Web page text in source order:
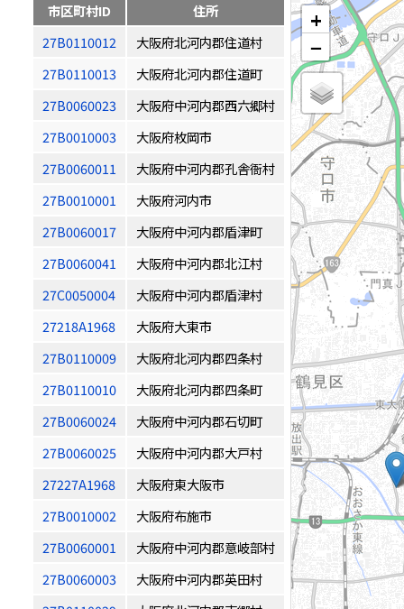
市区町村ID
住所
27B0110012
大阪府北河内郡住道村
27B0110013
大阪府北河内郡住道町
27B0060023
大阪府中河内郡西六郷村
27B0010003
大阪府枚岡市
27B0060011
大阪府中河内郡孔舎衙村
27B0010001
大阪府河内市
27B0060017
大阪府中河内郡盾津町
27B0060041
大阪府中河内郡北江村
27C0050004
大阪府中河内郡盾津村
27218A1968
大阪府大東市
27B0110009
大阪府北河内郡四条村
27B0110010
大阪府北河内郡四条町
27B0060024
大阪府中河内郡石切町
27B0060025
大阪府中河内郡大戸村
27227A1968
大阪府東大阪市
27B0010002
大阪府布施市
27B0060001
大阪府中河内郡意岐部村
27B0060003
大阪府中河内郡英田村
+
−